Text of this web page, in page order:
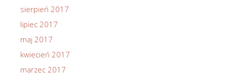
sierpień 2017
lipiec 2017
maj 2017
kwiecień 2017
marzec 2017